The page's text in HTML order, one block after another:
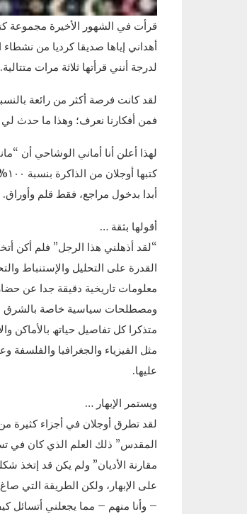
قرأت في الشھور الأخيرة مجموعة
أھداني إياھا صديقا كرديا من
لدرجة أنني قرأتھا ثلاثة مرات متتالية.
لقد كانت فرصة أكثر من رائعة
فمن أفكارنا نعرف؛ وھذا ما حدث
لھذا أعلن أنا أماني الوشاحي أن
أبدا بدخول مراجع، فقط قلم وأوراق.
أقولھا بثقة …
“لقد أذھلني ھذا الرجل” فلم أكن
القدرة على التحليل والإستنباط
معلومات تاريخية دقيقة جدا عن
ومصطلحات سياسية خاصة بالشرق
متذكرا كل تفاصيل حياتھ
مثل الفيزياء والجغرافيا والفلسفة
عليھا.
ويستمر الإبھار …
لقد تطرق أوجلان في أجزاء كثيرة
المقدس” ذلك العلم الذي كان في
مقارنة الأديان” ولم يكن قد إتخذ
على الإبھار، ولكن الطريقة التي
– وأنا منھم – مما يجعلني